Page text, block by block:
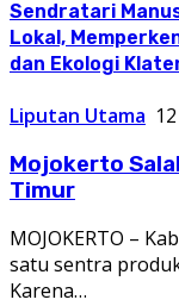
Sendratari
Lokal,
dan Ekologi
Liputan Utama
Mojokerto
Timur
MOJOKERTO –
satu sentra
Karena…